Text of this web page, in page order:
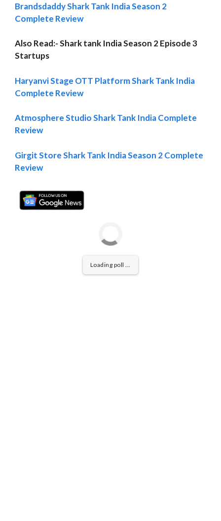
Brandsdaddy Shark Tank India Season 2
Complete Review
Also Read:-Shark tank India Season 2 Episode 3
Startups
Haryanvi Stage OTT Platform Shark Tank India
Complete Review
Atmosphere Studio Shark Tank India Complete
Review
Girgit Store Shark Tank India Season 2 Complete
Review
Loading poll ...